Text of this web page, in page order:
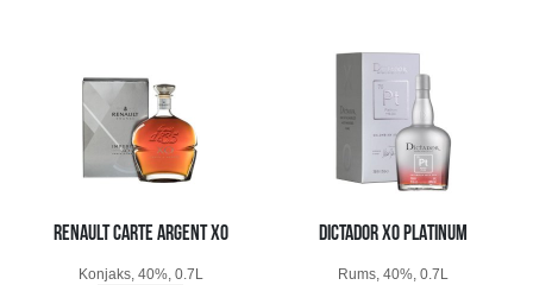
RENAULT CARTE ARGENT XO
Konjaks, 40%, 0.7L
DICTADOR XO PLATINUM
Rums, 40%, 0.7L